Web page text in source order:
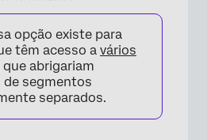
×
opção existe para
têm acesso a vários
que abrigariam
segmentos
separados.